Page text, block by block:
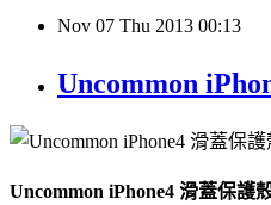
Nov 07 Thu 2013 00:13
Uncommon
Uncommon iPhone4 滑蓋保護